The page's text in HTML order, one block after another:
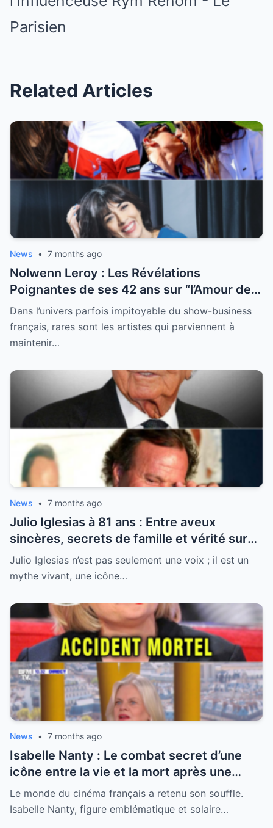
Related Articles
News • 7 months ago
Nolwenn Leroy : Les Révélations
Poignantes de ses 42 ans sur “l’Amour de
sa Vie”
Dans l’univers parfois impitoyable du show-business
français, rares sont les artistes qui parviennent à
maintenir…
News • 7 months ago
Julio Iglesias à 81 ans : Entre aveux
sincères, secrets de famille et vérité sur
sa santé, la légende se livre enfin
Julio Iglesias n’est pas seulement une voix ; il est un
mythe vivant, une icône…
News • 7 months ago
Isabelle Nanty : Le combat secret d’une
icône entre la vie et la mort après une
hospitalisation critique
Le monde du cinéma français a retenu son souffle.
Isabelle Nanty, figure emblématique et solaire…